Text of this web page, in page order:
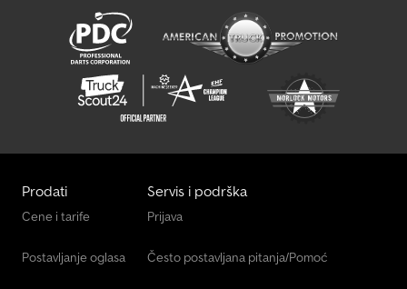
Prodati
Cene i tarife
Postavljanje oglasa
Servis i podrška
Prijava
Često postavljana pitanja/Pomoć